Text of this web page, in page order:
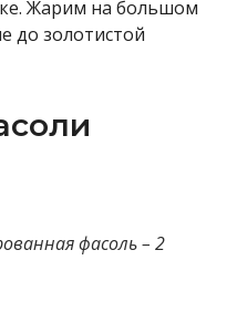
Жарим на большом
до золотистой
фасоль – 2